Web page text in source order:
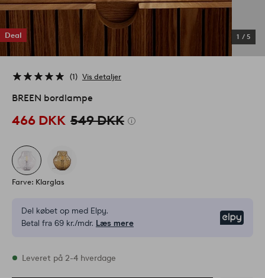
Deal 1 / 5
1 Vis detaljer
BREEN bordlampe
466 DKK 549 DKK
Farve: Klarglas
Del købet op med Elpy.
Betal fra 69 kr./mdr. Læs mere
På lager
Leveret på 2-4 hverdage